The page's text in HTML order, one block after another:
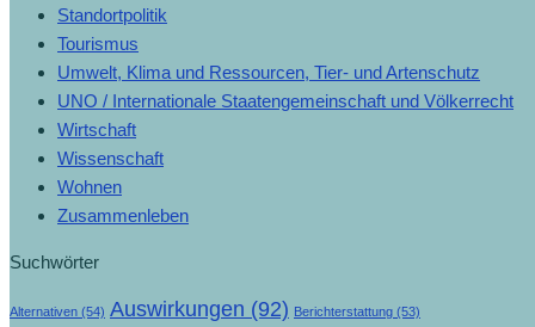
Standortpolitik
Tourismus
Umwelt, Klima und Ressourcen, Tier- und Artenschutz
UNO / Internationale Staatengemeinschaft und Völkerrecht
Wirtschaft
Wissenschaft
Wohnen
Zusammenleben
Suchwörter
Alternativen (54) Auswirkungen (92) Berichterstattung (53)